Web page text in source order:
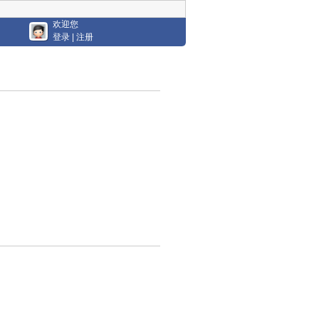
欢迎您
登录
注册